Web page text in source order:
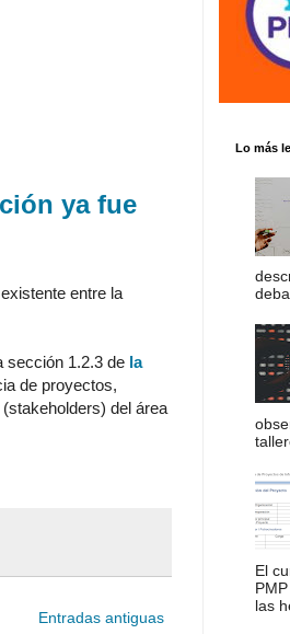
ya fue
entre la
sección 1.2.3 de la
de proyectos,
(stakeholders) del área
Entradas antiguas
Lo más
El
las